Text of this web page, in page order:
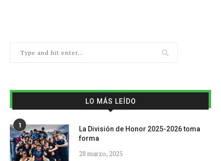
LO MÁS LEÍDO
1
La División de Honor 2025-2026 toma
forma
28 marzo, 2025